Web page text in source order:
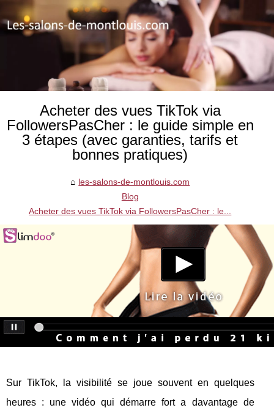
Acheter des vues TikTok via
FollowersPasCher : le guide simple en
3 étapes (avec garanties, tarifs et
bonnes pratiques)
les-salons-de-montlouis.com
Blog
Acheter des vues TikTok via FollowersPasCher : le...
Sur TikTok, la visibilité se joue souvent en quelques
heures : une vidéo qui démarre fort a davantage de